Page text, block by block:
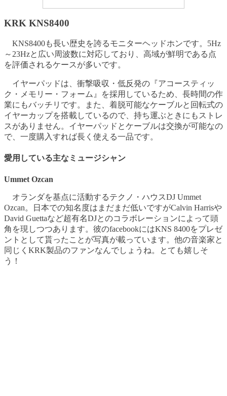
KRK KNS8400
KNS8400も長い歴史を誇るモニターヘッドホンです。5Hz
～23Hzと広い周波数に対応しており、高域が鮮明である点
を評価されるケースが多いです。
イヤーパッドは、衝撃吸収・低反発の『アコースティッ
ク・メモリー・フォーム』を採用しているため、長時間の作
業にもバッチリです。また、着脱可能なケーブルと回転式の
イヤーカップを搭載しているので、持ち運ぶときにもストレ
スがありません。イヤーパッドとケーブルは交換が可能なの
で、一度購入すれば長く使える一品です。
愛用している主なミュージシャン
Ummet Ozcan
オランダを基点に活動するテクノ・ハウスDJ Ummet
Ozcan。日本での知名度はまだまだ低いですがCalvin Harrisや
David Guettaなど超有名DJとのコラボレーションによって頭
角を現しつつあります。彼のfacebookにはKNS 8400をプレゼ
ントとして貰ったことが写真が載っています。他の音楽家と
同じくKRK製品のファンなんでしょうね。とても嬉しそ
う！